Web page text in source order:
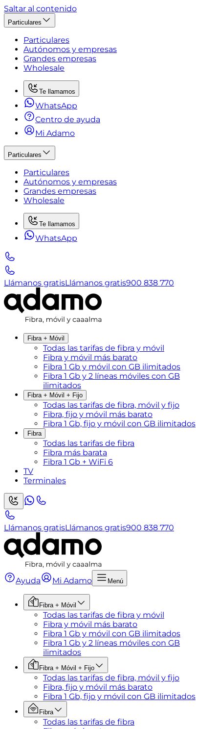
Saltar al contenido
Particulares
Particulares
Autónomos y empresas
Grandes empresas
Wholesale
Te llamamos
WhatsApp
Centro de ayuda
Mi Adamo
Particulares
Particulares
Autónomos y empresas
Grandes empresas
Wholesale
Te llamamos
WhatsApp
Llámanos gratisLlámanos gratis900 838 770
Fibra + Móvil
Todas las tarifas de fibra y móvil
Fibra y móvil más barato
Fibra 1 Gb y móvil con GB ilimitados
Fibra 1 Gb y 2 líneas móviles con GB
ilimitados
Fibra + Móvil + Fijo
Todas las tarifas de fibra, móvil y fijo
Fibra, fijo y móvil más barato
Fibra 1 Gb, fijo y móvil con GB ilimitados
Fibra
Todas las tarifas de fibra
Fibra más barata
Fibra 1 Gb + WiFi 6
TV
Terminales
Llámanos gratisLlámanos gratis900 838 770
Ayuda Mi Adamo Menú
Fibra + Móvil
Todas las tarifas de fibra y móvil
Fibra y móvil más barato
Fibra 1 Gb y móvil con GB ilimitados
Fibra 1 Gb y 2 líneas móviles con GB
ilimitados
Fibra + Móvil + Fijo
Todas las tarifas de fibra, móvil y fijo
Fibra, fijo y móvil más barato
Fibra 1 Gb, fijo y móvil con GB ilimitados
Fibra
Todas las tarifas de fibra